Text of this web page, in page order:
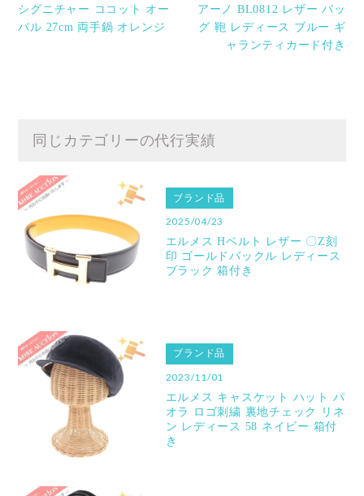
シグニチャー ココット オー
バル 27cm 両手鍋 オレンジ
アーノ BL0812 レザー バッ
グ 鞄 レディース ブルー ギ
ャランティカード付き
同じカテゴリーの代行実績
ブランド品
2025/04/23
エルメス Hベルト レザー 〇Z刻
印 ゴールドバックル レディース
ブラック 箱付き
ブランド品
2023/11/01
エルメス キャスケット ハット パ
オラ ロゴ刺繍 裏地チェック リネ
ン レディース 58 ネイビー 箱付
き